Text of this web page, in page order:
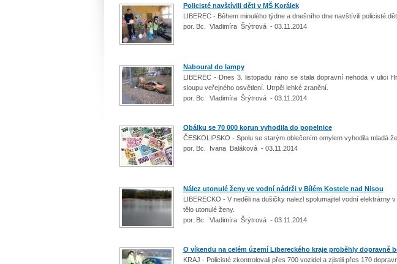
Policisté navštívili děti v MŠ Korálek
LIBEREC - Během minulého týdne a dnešního dne navštívili policisté
por. Bc. Vladimíra Šrýtrová - 03.11.2014
Naboural do lampy
LIBEREC - Dnes 3. listopadu ráno se stala dopravní nehoda v ulici
sloupu veřejného osvětlení. Utrpěl lehké zranění.
por. Bc. Vladimíra Šrýtrová - 03.11.2014
Obálku se 70 000 korun vyhodila do popelnice
ČESKOLIPSKO - Spolu se starým oblečením omylem vyhodila mladá
por. Bc. Ivana Baláková - 03.11.2014
Nález utonulé ženy ve vodní nádrži v Bílém Kostele nad Nisou
LIBERECKO - V neděli na dušičky nalezl spolumajitel vodní elektrárny
tělo utonulé ženy.
por. Bc. Vladimíra Šrýtrová - 03.11.2014
O víkendu na celém území Libereckého kraje proběhly dopravně
KRAJ - Policisté zkontrolovali přes 700 vozidel a zjistili přes 170